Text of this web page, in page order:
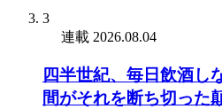
3
連載 2026.08.04
四半世紀、毎日飲酒し
間がそれを断ち切った